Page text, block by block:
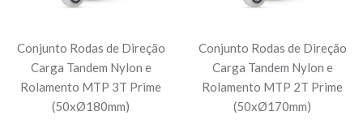
Conjunto Rodas de Direção
Carga Tandem Nylon e
Rolamento MTP 3T Prime
(50xØ180mm)
Conjunto Rodas de Direção
Carga Tandem Nylon e
Rolamento MTP 2T Prime
(50xØ170mm)